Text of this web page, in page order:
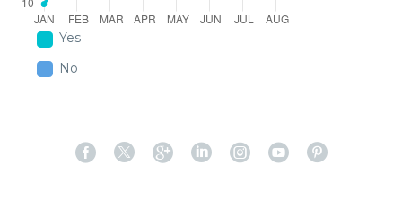
Yes
No